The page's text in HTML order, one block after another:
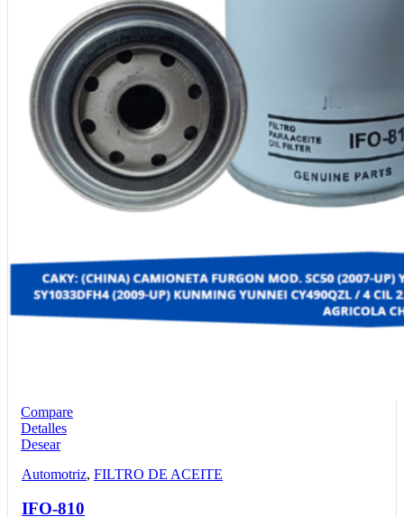
Compare
Detalles
Desear
Automotriz, FILTRO DE ACEITE
IFO-810